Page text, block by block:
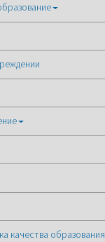
качества образования